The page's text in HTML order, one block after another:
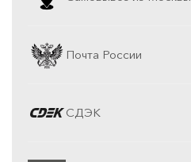
Почта России
СДЭК